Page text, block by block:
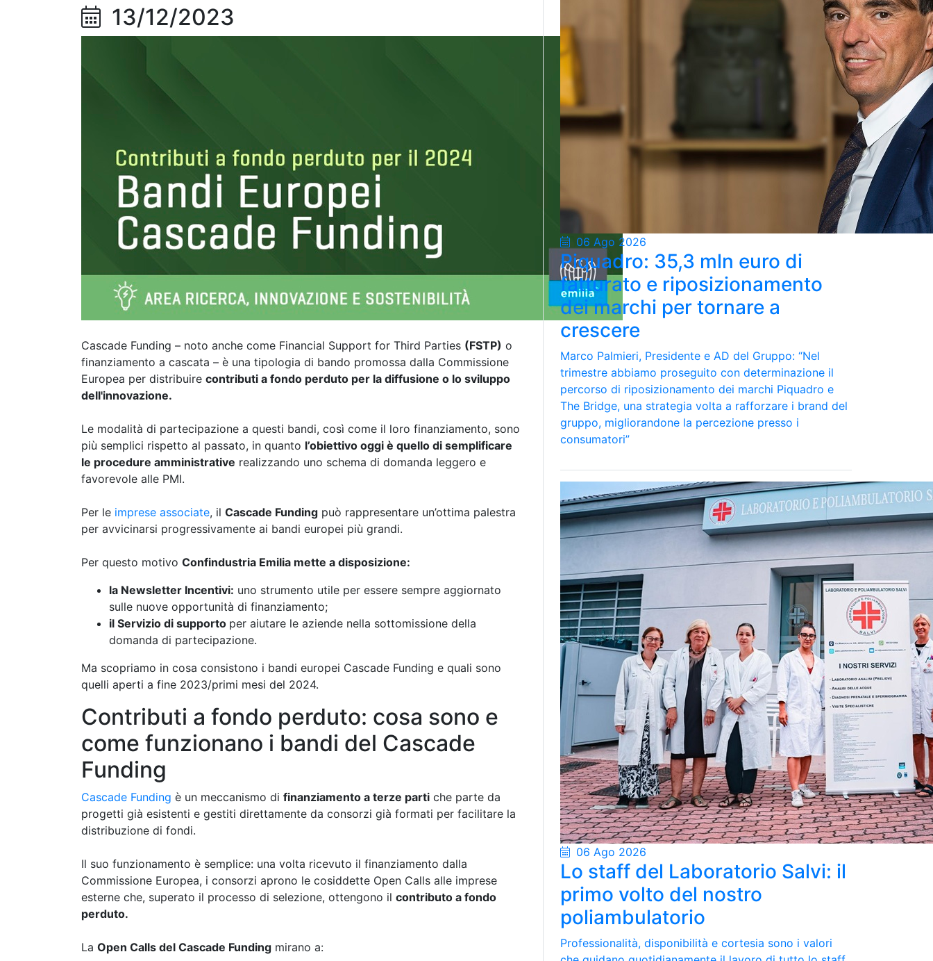
13/12/2023
Cascade Funding – noto anche come Financial Support for Third Parties (FSTP) o
finanziamento a cascata – è una tipologia di bando promossa dalla Commissione
Europea per distribuire contributi a fondo perduto per la diffusione o lo sviluppo
dell'innovazione.
Le modalità di partecipazione a questi bandi, così come il loro finanziamento, sono
più semplici rispetto al passato, in quanto l’obiettivo oggi è quello di semplificare
le procedure amministrative realizzando uno schema di domanda leggero e
favorevole alle PMI.
Per le imprese associate, il Cascade Funding può rappresentare un’ottima palestra
per avvicinarsi progressivamente ai bandi europei più grandi.
Per questo motivo Confindustria Emilia mette a disposizione:
la Newsletter Incentivi: uno strumento utile per essere sempre aggiornato
sulle nuove opportunità di finanziamento;
il Servizio di supporto per aiutare le aziende nella sottomissione della
domanda di partecipazione.
Ma scopriamo in cosa consistono i bandi europei Cascade Funding e quali sono
quelli aperti a fine 2023/primi mesi del 2024.
Contributi a fondo perduto: cosa sono e
come funzionano i bandi del Cascade
Funding
Cascade Funding è un meccanismo di finanziamento a terze parti che parte da
progetti già esistenti e gestiti direttamente da consorzi già formati per facilitare la
distribuzione di fondi.
Il suo funzionamento è semplice: una volta ricevuto il finanziamento dalla
Commissione Europea, i consorzi aprono le cosiddette Open Calls alle imprese
esterne che, superato il processo di selezione, ottengono il contributo a fondo
perduto.
La Open Calls del Cascade Funding mirano a:
06 Ago 2026
Piquadro: 35,3 mln euro di
fatturato e riposizionamento
dei marchi per tornare a
crescere
Marco Palmieri, Presidente e AD del Gruppo: “Nel
trimestre abbiamo proseguito con determinazione il
percorso di riposizionamento dei marchi Piquadro e
The Bridge, una strategia volta a rafforzare i brand del
gruppo, migliorandone la percezione presso i
consumatori”
06 Ago 2026
Lo staff del Laboratorio Salvi: il
primo volto del nostro
poliambulatorio
Professionalità, disponibilità e cortesia sono i valori